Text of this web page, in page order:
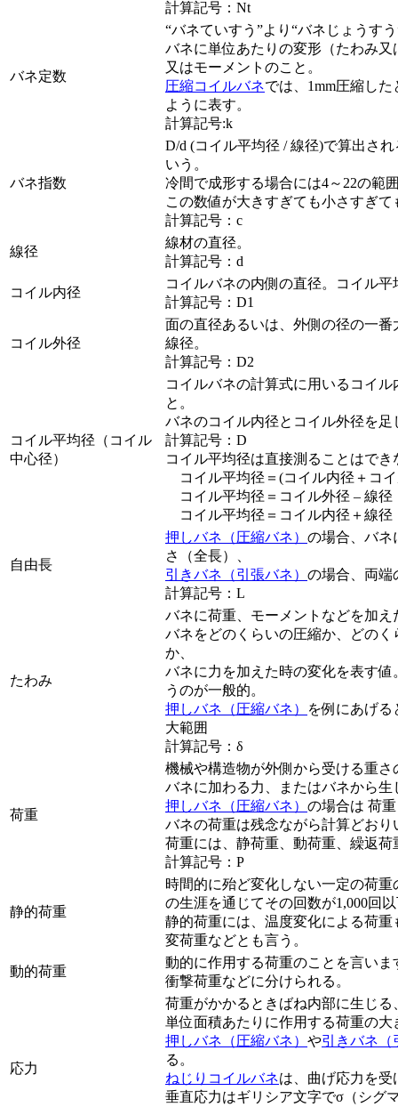
計算記号：Nt
バネ定数
“バネていすう”より“バネじょうす
バネに単位あたりの変形（たわみ
又はモーメントのこと。
圧縮コイルバネでは、1mm圧縮し
ように表す。
計算記号:k
バネ指数
D/d (コイル平均径 / 線径)で算出さ
いう。
冷間で成形する場合には4～22の範
この数値が大きすぎても小さすぎ
計算記号：c
線径
線材の直径。
計算記号：d
コイル内径
コイルバネの内側の直径。コイル平
計算記号：D1
コイル外径
面の直径あるいは、外側の径の一
線径。
計算記号：D2
コイル平均径（コイル
中心径）
コイルバネの計算式に用いるコイ
と。
バネのコイル内径とコイル外径を足
計算記号：D
コイル平均径は直接測ることはで
コイル平均径＝(コイル内径＋コ
コイル平均径＝コイル外径 – 線径
コイル平均径＝コイル内径＋線径
自由長
押しバネ（圧縮バネ） の場合、バネ
さ（全長）、
引きバネ（引張バネ） の場合、両端
計算記号：L
たわみ
バネに荷重、モーメントなどを加
バネをどのくらいの圧縮か、どの
か、
バネに力を加えた時の変化を表す
うのが一般的。
押しバネ（圧縮バネ）
を例にあげる
大範囲
計算記号：δ
荷重
機械や構造物が外側から受ける重さ
バネに加わる力、またはバネから生
押しバネ（圧縮バネ） の場合は 荷
バネの荷重は残念ながら計算どお
荷重には、静荷重、動荷重、繰返荷
計算記号：P
静的荷重
時間的に殆ど変化しない一定の荷
の生涯を通じてその回数が1,000回
静的荷重には、温度変化による荷
変荷重などとも言う。
動的荷重
動的に作用する荷重のことを言い
衝撃荷重などに分けられる。
応力
荷重がかかるときばね内部に生じ
単位面積あたりに作用する荷重の大
押しバネ（圧縮バネ） や引きバネ（
る。
ねじりコイルバネは、曲げ応力を受
垂直応力はギリシア文字でσ（シグ